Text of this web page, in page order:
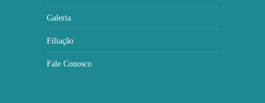
Galeria
Filiação
Fale Conosco